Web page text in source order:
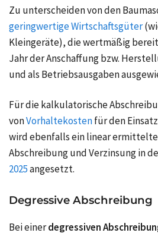
Zu unterscheiden von den
geringwertige Wirtschaftsgüter
Kleingeräte), die wertmäßig
Jahr der Anschaffung bzw.
und als Betriebsausgaben
Für diekalkulatorische
vonVorhaltekostenfür den
wird ebenfalls ein linear
Abschreibung und Verzinsung in
2025angesetzt.
Degressive Abschreibung
Bei einerdegressiven